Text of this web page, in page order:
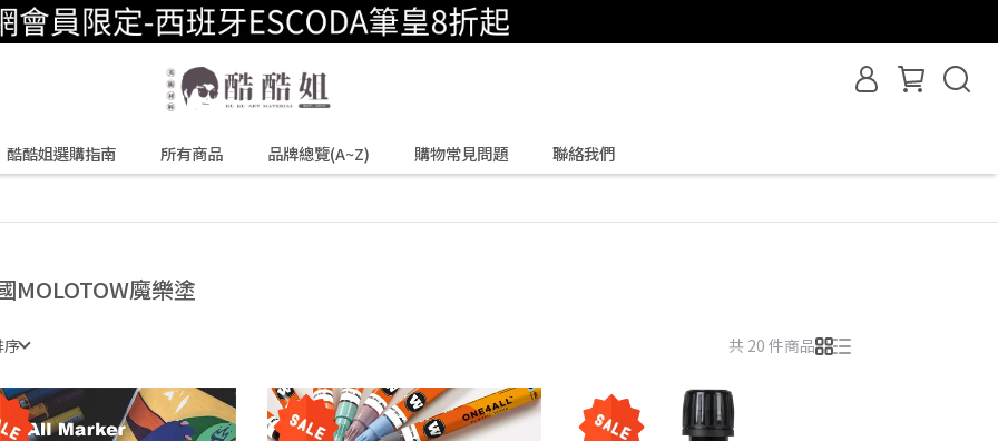
酷酷姐選購指南 所有商品 品牌總覽(A~Z) 購物常見問題 聯絡我們
MOLOTOW魔樂塗
序 共 20 件商品